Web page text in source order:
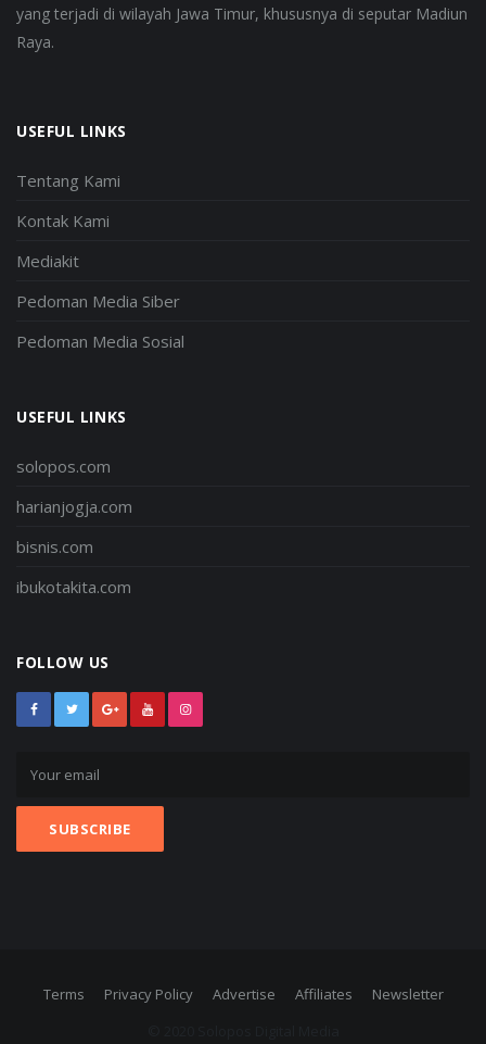
yang terjadi di wilayah Jawa Timur, khususnya di seputar Madiun
Raya.
USEFUL LINKS
Tentang Kami
Kontak Kami
Mediakit
Pedoman Media Siber
Pedoman Media Sosial
USEFUL LINKS
solopos.com
harianjogja.com
bisnis.com
ibukotakita.com
FOLLOW US
Terms Privacy Policy Advertise Affiliates
Newsletter